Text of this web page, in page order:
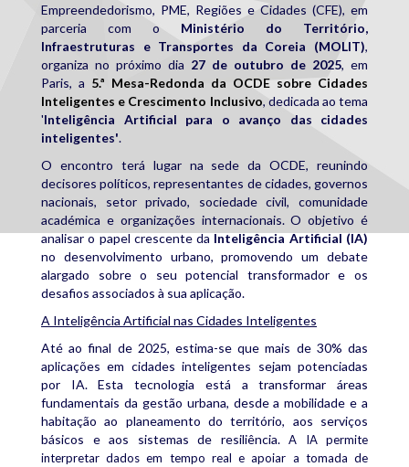
Empreendedorismo, PME, Regiões e Cidades (CFE), em
parceria com o Ministério do Território,
Infraestruturas e Transportes da Coreia (MOLIT),
organiza no próximo dia 27 de outubro de 2025, em
Paris, a 5.ª Mesa-Redonda da OCDE sobre Cidades
Inteligentes e Crescimento Inclusivo, dedicada ao tema
'Inteligência Artificial para o avanço das cidades
inteligentes'.
O encontro terá lugar na sede da OCDE, reunindo
decisores políticos, representantes de cidades, governos
nacionais, setor privado, sociedade civil, comunidade
académica e organizações internacionais. O objetivo é
analisar o papel crescente daInteligência Artificial (IA)
no desenvolvimento urbano, promovendo um debate
alargado sobre o seu potencial transformador e os
desafios associados à sua aplicação.
A Inteligência Artificial nas Cidades Inteligentes
Até ao final de 2025, estima-se que mais de 30% das
aplicações em cidades inteligentes sejam potenciadas
por IA. Esta tecnologia está a transformar áreas
fundamentais da gestão urbana, desde a mobilidade e a
habitação ao planeamento do território, aos serviços
básicos e aos sistemas de resiliência. A IA permite
interpretar dados em tempo real e apoiar a tomada de